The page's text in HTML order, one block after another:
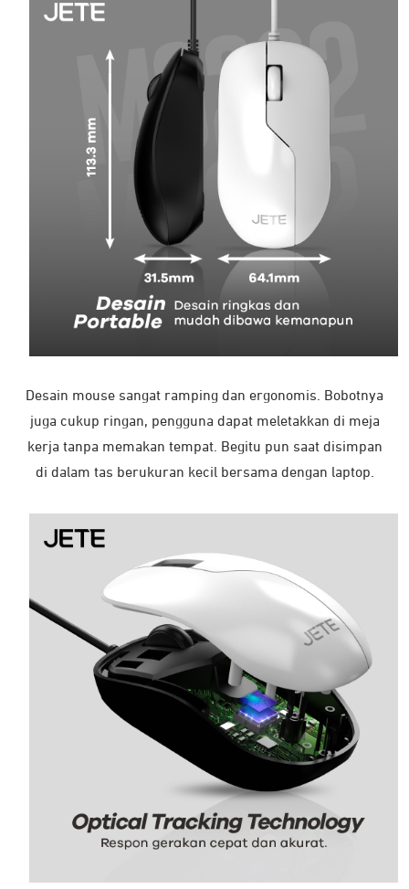
Desain mouse sangat ramping dan ergonomis. Bobotnya
juga cukup ringan, pengguna dapat meletakkan di meja
kerja tanpa memakan tempat. Begitu pun saat disimpan
di dalam tas berukuran kecil bersama dengan laptop.